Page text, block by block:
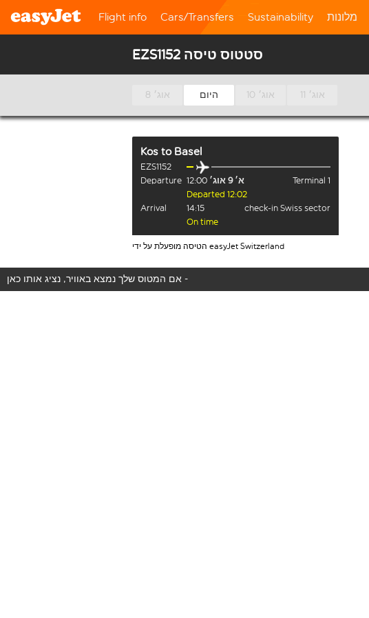
Flight info Cars/Transfers Sustainability מלונות
EZS1152 סטטוס טיסה
8 אוג׳ היום 10 אוג׳ 11 אוג׳
Kos to Basel
EZS1152
Departure 12:00 א׳ 9 אוג׳
Terminal 1
Departed 12:02
Arrival
14:15
check-in Swiss sector
On time
הטיסה מופעלת על ידי easyJet Switzerland
אם המטוס שלך נמצא באוויר, נציג אותו כאן -